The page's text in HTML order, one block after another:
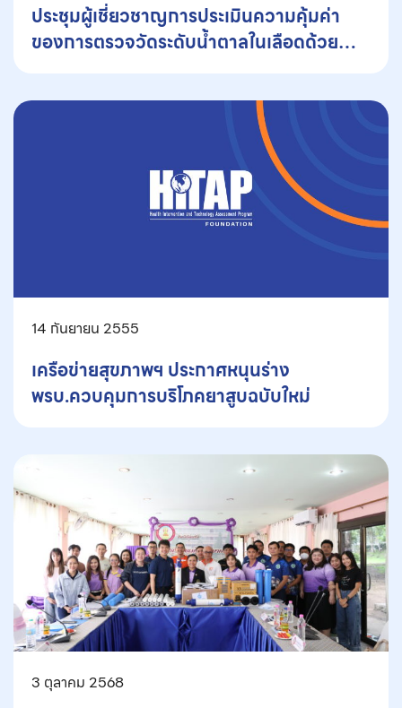
ประชุมผู้เชี่ยวชาญการประเมินความคุ้มค่า
ของการตรวจวัดระดับน้ำตาลในเลือดด้วย
14 กันยายน 2555
เครือข่ายสุขภาพฯ ประกาศหนุนร่าง
พรบ.ควบคุมการบริโภคยาสูบฉบับใหม่
3 ตุลาคม 2568